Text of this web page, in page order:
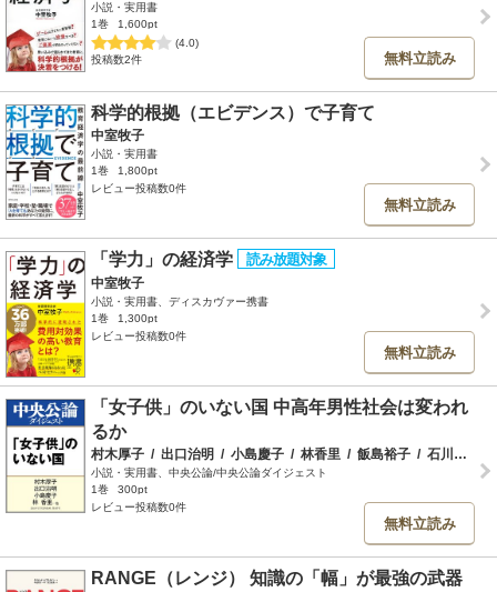
小説・実用書
1巻
1,600pt
(4.0)
投稿数2件
無料立読み
科学的根拠（エビデンス）で子育て
中室牧子
小説・実用書
1巻
1,800pt
レビュー投稿数0件
無料立読み
「学力」の経済学
中室牧子
小説・実用書、ディスカヴァー携書
1巻
1,300pt
レビュー投稿数0件
無料立読み
「女子供」のいない国 中高年男性社会は変われ
るか
村木厚子 / 出口治明 / 小島慶子 / 林香里 / 飯島裕子 / 石川優実
小説・実用書、中央公論/中央公論ダイジェスト
1巻
300pt
レビュー投稿数0件
無料立読み
RANGE（レンジ） 知識の「幅」が最強の武器